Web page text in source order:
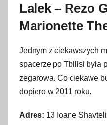
Lalek – Rezo
Marionette
Jednym z ciekawszych
spacerze po Tbilisi była
zegarowa. Co ciekawe
dopiero w 2011 roku.
Adres: 13 Ioane